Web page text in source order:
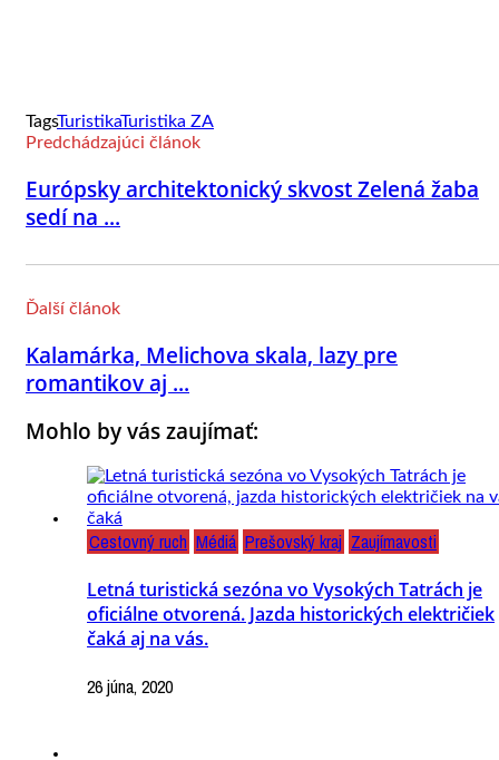
TagsTuristikaTuristika ZA
Predchádzajúci článok
Európsky architektonický skvost Zelená žaba
sedí na ...
Ďalší článok
Kalamárka, Melichova skala, lazy pre
romantikov aj ...
Mohlo by vás zaujímať:
Cestovný ruch Médiá Prešovský kraj Zaujímavosti
Letná turistická sezóna vo Vysokých Tatrách je
oficiálne otvorená. Jazda historických električiek
čaká aj na vás.
26 júna, 2020